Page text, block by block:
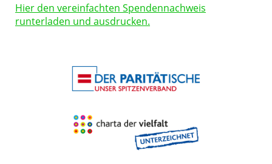
Hier den vereinfachten Spendennachweis
runterladen und ausdrucken.